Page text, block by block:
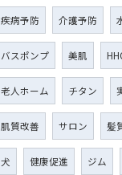
疾病予防 介護予防
バスポンプ 美肌
老人ホーム チタン
肌質改善 サロン 髪
犬 健康促進 ジム